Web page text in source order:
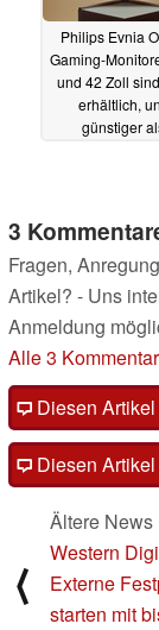
Philips Evnia
Gaming-
und 42 Zoll
erhältlich,
günstiger
3
Fragen,
Artikel? - Uns
Anmeldung
Alle 3
Diesen
Diesen
⟨
Ältere News
Western
Externe
starten mit